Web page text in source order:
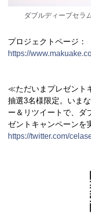
ダブルディープセラ
プロジェクトページ：
https://
≪ただいまプレゼント
抽選3名様限定。いま
ー＆リツイートで、ダ
ゼントキャンペーンを
https://twitter.com/